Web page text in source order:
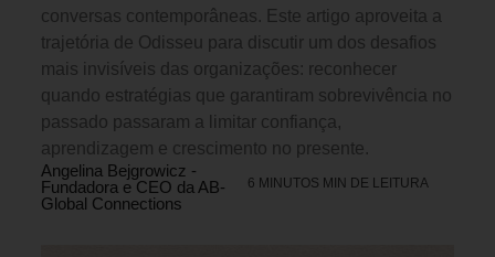
conversas contemporâneas. Este artigo aproveita a
trajetória de Odisseu para discutir um dos desafios
mais invisíveis das organizações: reconhecer
quando estratégias que garantiram sobrevivência no
passado passaram a limitar confiança,
aprendizagem e crescimento no presente.
Angelina Bejgrowicz -
Fundadora e CEO da AB-
Global Connections
6 MINUTOS MIN DE LEITURA